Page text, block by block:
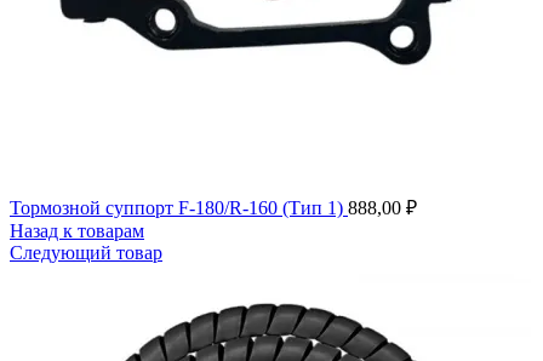
Тормозной суппорт F-180/R-160 (Тип 1) 888,00 ₽
Назад к товарам
Следующий товар